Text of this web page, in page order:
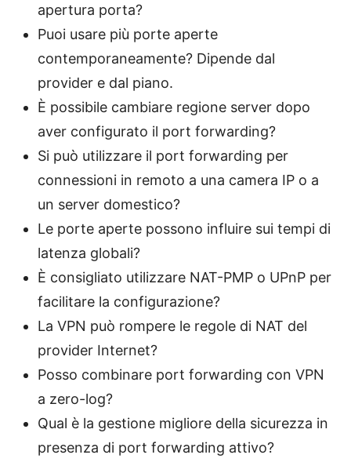
apertura porta?
Puoi usare più porte aperte
contemporaneamente? Dipende dal
provider e dal piano.
È possibile cambiare regione server dopo
aver configurato il port forwarding?
Si può utilizzare il port forwarding per
connessioni in remoto a una camera IP o a
un server domestico?
Le porte aperte possono influire sui tempi di
latenza globali?
È consigliato utilizzare NAT-PMP o UPnP per
facilitare la configurazione?
La VPN può rompere le regole di NAT del
provider Internet?
Posso combinare port forwarding con VPN
a zero-log?
Qual è la gestione migliore della sicurezza in
presenza di port forwarding attivo?